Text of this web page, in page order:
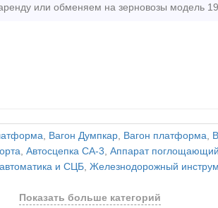
, Вагон Думпкар, Вагон платформа,
, Автосцепка СА-3, Аппарат поглощающий
и СЦБ, Железнодорожный
Показать больше категорий